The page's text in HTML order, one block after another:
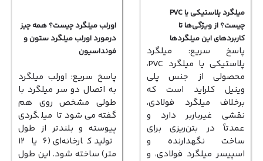
میلگرد پلاستیکی یا PVC
چیست؟ از ویژگی‌ها تا
کاربردهای این میلگردها
پاسخ سریع: میلگرد
محصولی از جنس پلی‌
وینیل‌ کلراید است که
برخلاف میلگرد فولادی،
نقشی غیرباربر دارد و
عمدتاً در بتن‌ریزی برای
ساخت نگهدارنده و
اسپیسر میلگرد فولادی، و
اورلب میلگرد چیست؟ همه چیز
درمورد اورلب میلگرد ستون و
فونداسیون
پاسخ سریع: اورلب میلگرد
به اتصال دو سر میلگرد با
طولی مشخص روی هم
گفته می‌شود تا میلگردی
پیوسته و بلندتر از طول
متر) ساخته شود. این طول